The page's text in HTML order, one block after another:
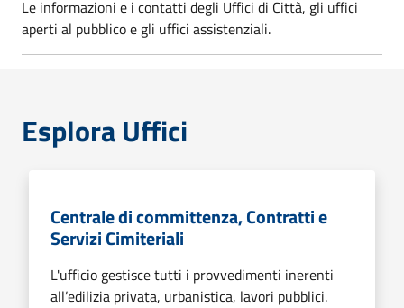
Le informazioni e i contatti degli Uffici di Città, gli uffici
aperti al pubblico e gli uffici assistenziali.
Esplora Uffici
Centrale di committenza, Contratti e
Servizi Cimiteriali
L'ufficio gestisce tutti i provvedimenti inerenti
all’edilizia privata, urbanistica, lavori pubblici.